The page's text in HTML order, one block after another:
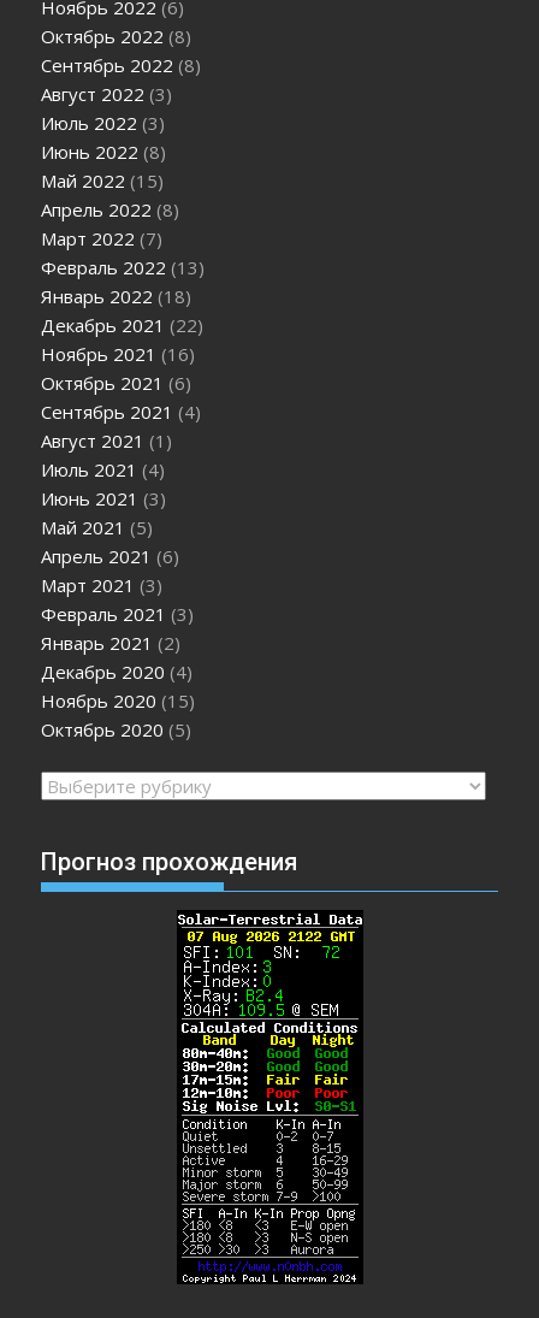
Ноябрь 2022 (6)
Октябрь 2022 (8)
Сентябрь 2022 (8)
Август 2022 (3)
Июль 2022 (3)
Июнь 2022 (8)
Май 2022 (15)
Апрель 2022 (8)
Март 2022 (7)
Февраль 2022 (13)
Январь 2022 (18)
Декабрь 2021 (22)
Ноябрь 2021 (16)
Октябрь 2021 (6)
Сентябрь 2021 (4)
Август 2021 (1)
Июль 2021 (4)
Июнь 2021 (3)
Май 2021 (5)
Апрель 2021 (6)
Март 2021 (3)
Февраль 2021 (3)
Январь 2021 (2)
Декабрь 2020 (4)
Ноябрь 2020 (15)
Октябрь 2020 (5)
Рубрики
Прогноз прохождения